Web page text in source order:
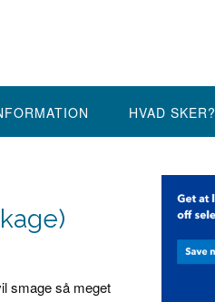
HVAD SKER?
smage så meget